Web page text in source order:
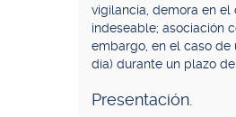
vigilancia, demora en
indeseable; asociación
embargo, en el caso de
día) durante un plazo
Presentación.